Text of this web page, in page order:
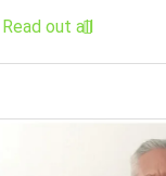
Read out all